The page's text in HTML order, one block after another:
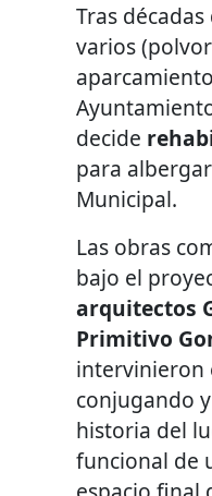
Tras
varios
decide
para
Municipal.
Las obras
bajo el
arquitectos
Primitivo
intervinieron
conjugando
historia del
funcional de